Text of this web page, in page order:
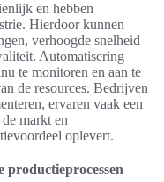
en hebben
Hierdoor kunnen
verhoogde snelheid
Automatisering
te monitoren en aan te
de resources. Bedrijven
ervaren vaak een
markt en
oplevert.
productieprocessen